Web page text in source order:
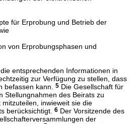
für Erprobung und Betrieb der
von Erprobungsphasen und
entsprechenden Informationen in
zur Verfügung zu stellen, dass
befassen kann.
5Die Gesellschaft für
Stellungnahmen des Beirats zu
inwieweit sie die
berücksichtigt.
6Der Vorsitzende des
der